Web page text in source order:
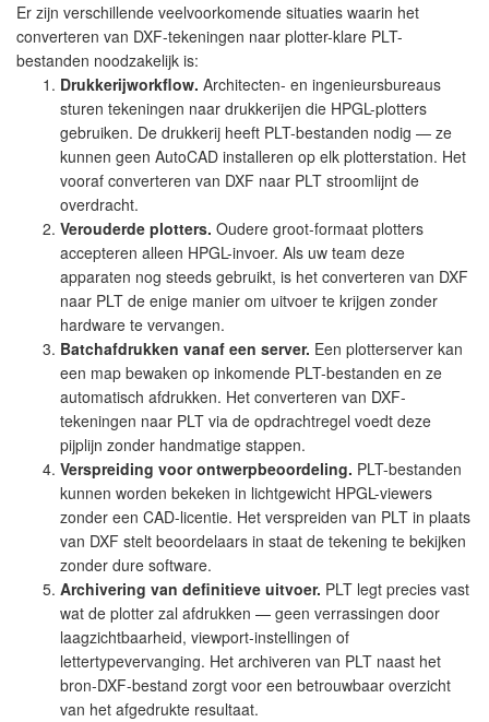
Er zijn verschillende veelvoorkomende situaties waarin het
converteren van DXF-tekeningen naar plotter-klare PLT-
bestanden noodzakelijk is:
Drukkerijworkflow. Architecten- en ingenieursbureaus
sturen tekeningen naar drukkerijen die HPGL-plotters
gebruiken. De drukkerij heeft PLT-bestanden nodig — ze
kunnen geen AutoCAD installeren op elk plotterstation. Het
vooraf converteren van DXF naar PLT stroomlijnt de
overdracht.
Verouderde plotters. Oudere groot-formaat plotters
accepteren alleen HPGL-invoer. Als uw team deze
apparaten nog steeds gebruikt, is het converteren van DXF
naar PLT de enige manier om uitvoer te krijgen zonder
hardware te vervangen.
Batchafdrukken vanaf een server. Een plotterserver kan
een map bewaken op inkomende PLT-bestanden en ze
automatisch afdrukken. Het converteren van DXF-
tekeningen naar PLT via de opdrachtregel voedt deze
pijplijn zonder handmatige stappen.
Verspreiding voor ontwerpbeoordeling. PLT-bestanden
kunnen worden bekeken in lichtgewicht HPGL-viewers
zonder een CAD-licentie. Het verspreiden van PLT in plaats
van DXF stelt beoordelaars in staat de tekening te bekijken
zonder dure software.
Archivering van definitieve uitvoer. PLT legt precies vast
wat de plotter zal afdrukken — geen verrassingen door
laagzichtbaarheid, viewport-instellingen of
lettertypevervanging. Het archiveren van PLT naast het
bron-DXF-bestand zorgt voor een betrouwbaar overzicht
van het afgedrukte resultaat.